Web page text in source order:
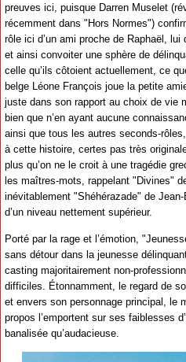
preuves ici, puisque Darren Muselet
récemment dans "Hors Normes")
rôle ici d’un ami proche de Raphaël,
et ainsi convoiter une sphère de
celle qu’ils côtoient actuellement, ce
belge Léone François joue la petite
juste dans son rapport au choix de vie
bien que n’en ayant aucune
ainsi que tous les autres seconds-
à cette histoire, certes pas très
plus qu’on ne le croit à une tragédie
les maîtres-mots, rappelant "Divines"
inévitablement "Shéhérazade" de
d’un niveau nettement supérieur.
Porté par la rage et l’émotion,
sans détour dans la jeunesse
casting majoritairement non-
difficiles. Étonnamment, le regard de
et envers son personnage principal, le
propos l’emportent sur ses faiblesses
banalisée qu’audacieuse.